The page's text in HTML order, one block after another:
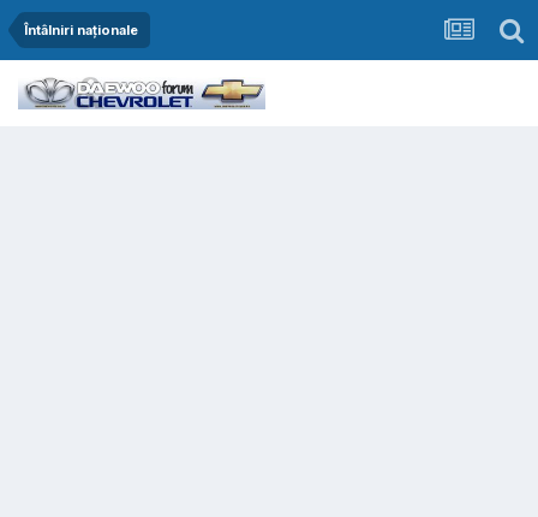
Întâlniri naționale